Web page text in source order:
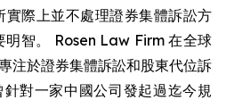
際上並不處理證券集體訴訟方
明智。 Rosen Law Firm 在全球
注於證券集體訴訟和股東代位訴
對一家中國公司發起過迄今規